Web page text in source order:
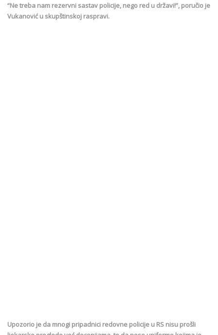
“Ne treba nam rezervni sastav policije, nego red u državi!”, poručio je
Vukanović u skupštinskoj raspravi.
Upozorio je da mnogi pripadnici redovne policije u RS nisu prošli